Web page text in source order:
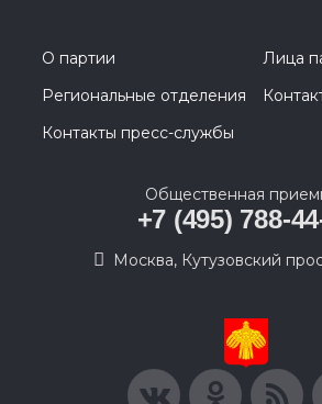
О партии
Лица
Региональные отделения
Контакты пресс-службы
Общественная
+7 (495) 788-
Москва, Кутузовский